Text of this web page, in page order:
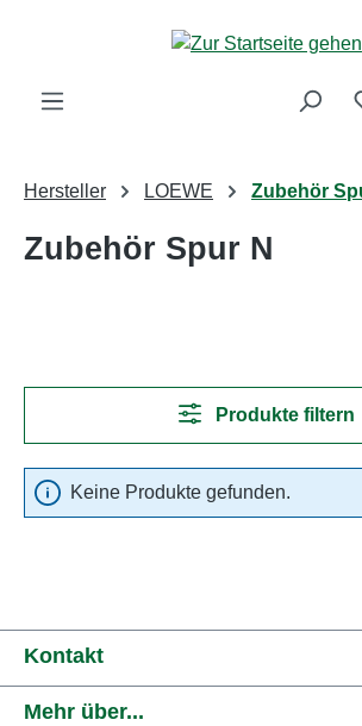
Zum Hauptinhalt springen
Hersteller LOEWE Zubehör
Zubehör Spur N
Produkte filtern
Keine Produkte gefunden.
Kontakt
Mehr über...